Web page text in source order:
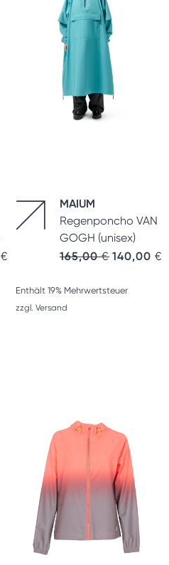
€
MAIUM
Regenponcho VAN
GOGH (unisex)
165,00€ 140,00 €
Enthält 19% Mehrwertsteuer
zzgl. Versand